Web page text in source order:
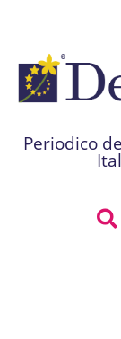
Periodico